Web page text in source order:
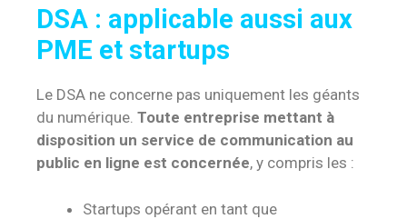
DSA : applicable aussi aux
PME et startups
Le DSA ne concerne pas uniquement les géants
du numérique. Toute entreprise mettant à
disposition un service de communication au
public en ligne est concernée, y compris les :
Startups opérant en tant que